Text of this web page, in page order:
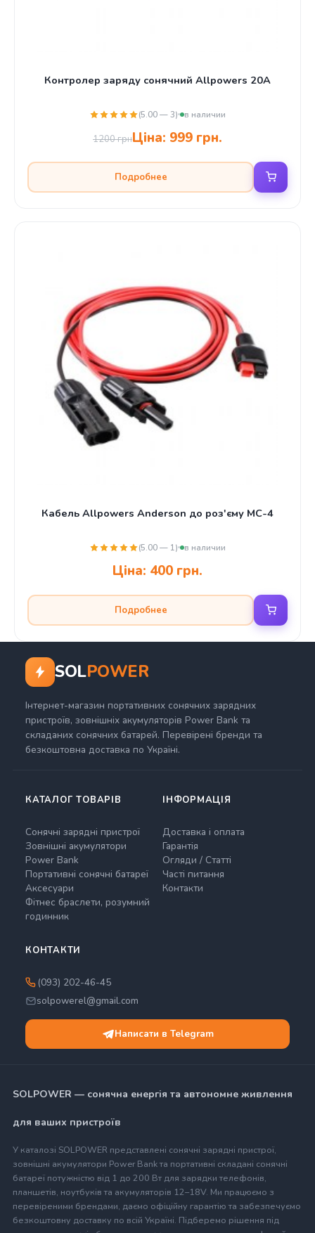
Контролер заряду сонячний Allpowers 20A
(5.00 — 3) в наличии
1200 грнЦіна: 999 грн.
Подробнее
Кабель Allpowers Anderson до роз'єму MC-4
(5.00 — 1) в наличии
Ціна: 400 грн.
Подробнее
SOLPOWER
Інтернет-магазин портативних сонячних зарядних
пристроїв, зовнішніх акумуляторів Power Bank та
складаних сонячних батарей. Перевірені бренди та
безкоштовна доставка по Україні.
КАТАЛОГ ТОВАРІВ
Сонячні зарядні пристрої
Зовнішні акумулятори
Power Bank
Портативні сонячні батареї
Аксесуари
Фітнес браслети, розумний
годинник
ІНФОРМАЦІЯ
Доставка і оплата
Гарантія
Огляди / Статті
Часті питання
Контакти
КОНТАКТИ
(093) 202-46-45
solpowerel@gmail.com
Написати в Telegram
SOLPOWER — сонячна енергія та автономне живлення
для ваших пристроїв
У каталозі SOLPOWER представлені сонячні зарядні пристрої,
зовнішні акумулятори Power Bank та портативні складані сонячні
батареї потужністю від 1 до 200 Вт для зарядки телефонів,
планшетів, ноутбуків та акумуляторів 12–18V. Ми працюємо з
перевіреними брендами, даємо офіційну гарантію та забезпечуємо
безкоштовну доставку по всій Україні. Підберемо рішення під